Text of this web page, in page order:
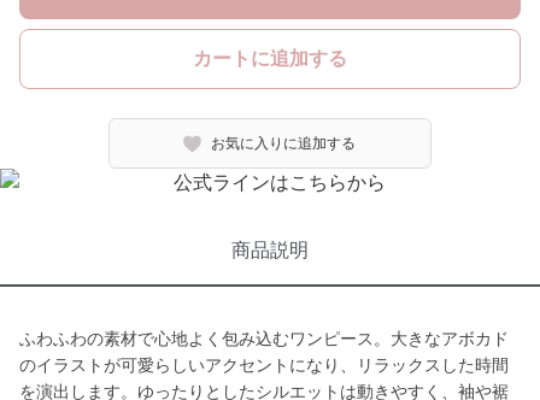
カートに追加する
お気に入りに追加する
商品説明
ふわふわの素材で心地よく包み込むワンピース。大きなアボカド
のイラストが可愛らしいアクセントになり、リラックスした時間
を演出します。ゆったりとしたシルエットは動きやすく、袖や裾